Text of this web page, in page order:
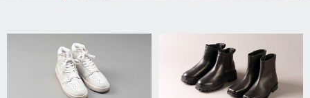
2025.07.11 2025.04.04